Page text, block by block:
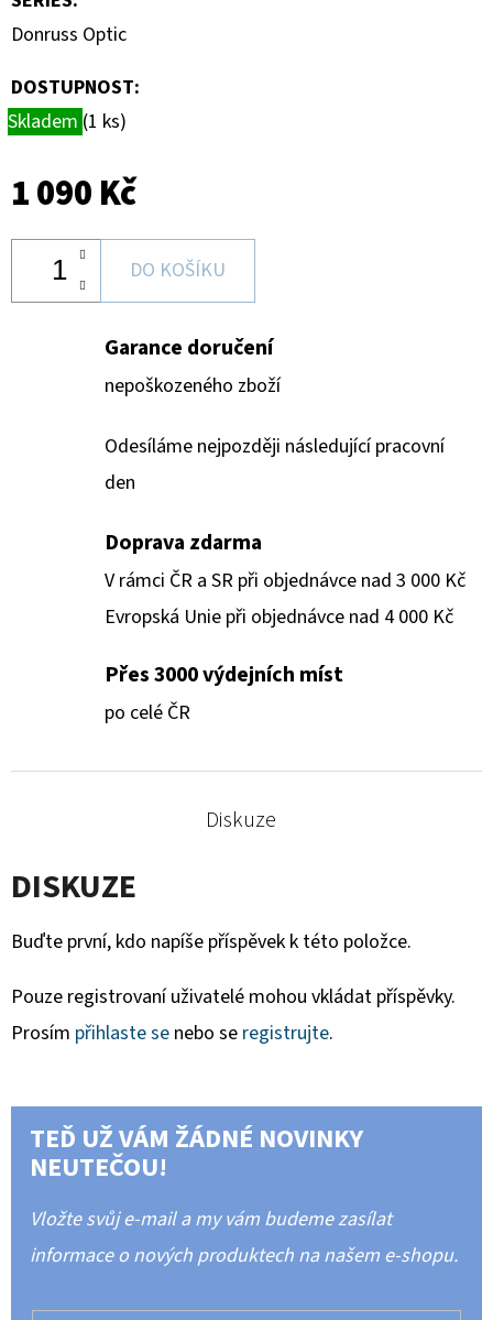
Donruss Optic
DOSTUPNOST:
Skladem (1 ks)
1 090 Kč
DO KOŠÍKU
Garance doručení
nepoškozeného zboží
Odesíláme nejpozději následující pracovní
den
Doprava zdarma
V rámci ČR a SR při objednávce nad 3 000 Kč
Evropská Unie při objednávce nad 4 000 Kč
Přes 3000 výdejních míst
po celé ČR
Diskuze
DISKUZE
Buďte první, kdo napíše příspěvek k této položce.
Pouze registrovaní uživatelé mohou vkládat příspěvky.
Prosím přihlaste se nebo se registrujte.
TEĎ UŽ VÁM ŽÁDNÉ NOVINKY
NEUTEČOU!
Vložte svůj e-mail a my vám budeme zasílat
informace o nových produktech na našem e-shopu.